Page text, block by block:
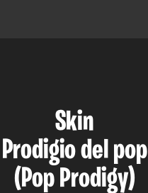
Skin
Prodigio del pop
(Pop Prodigy)